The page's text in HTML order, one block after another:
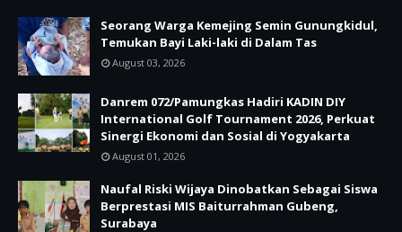
Seorang Warga Kemejing Semin Gunungkidul,
Temukan Bayi Laki-laki di Dalam Tas
August 03, 2026
Danrem 072/Pamungkas Hadiri KADIN DIY
International Golf Tournament 2026, Perkuat
Sinergi Ekonomi dan Sosial di Yogyakarta
August 01, 2026
Naufal Riski Wijaya Dinobatkan Sebagai Siswa
Berprestasi MIS Baiturrahman Gubeng,
Surabaya